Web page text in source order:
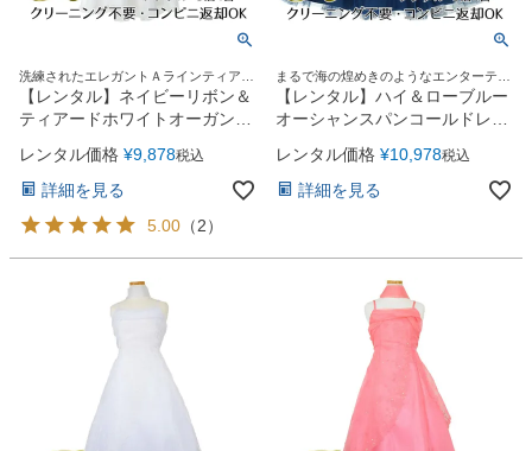
洗練されたエレガントＡラインティアー
ドロングドレス
【レンタル】ネイビーリボン＆
ティアードホワイトオーガンジ
ーロングドレス(YP194)ホワイ
ト
レンタル価格 ¥9,878税込
詳細を見る
5.00 （2）
まるで海の煌めきのようなエンターテイ
メントドレス
【レンタル】ハイ＆ローブルー
オーシャンスパンコールドレス
(YP193)オーシャンブルー
レンタル価格 ¥10,978税込
詳細を見る